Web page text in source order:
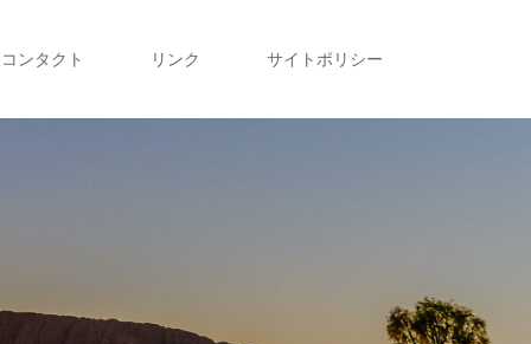
コンタクト リンク サイトポリシー